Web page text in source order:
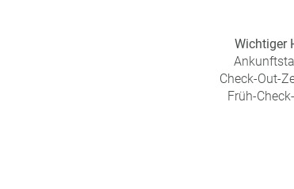
Wichtiger
Check-Out-
Früh-